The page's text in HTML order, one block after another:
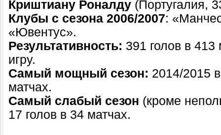
Криштиану Роналду (Португалия,
Клубы с сезона 2006/2007:
«Ювентус».
Результативность: 391 голов в 413
игру.
Самый мощный сезон: 2014/2015
матчах.
Самый слабый сезон (кроме
17 голов в 34 матчах.